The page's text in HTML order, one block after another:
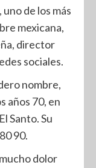
uno de los más
mexicana,
director
sociales.
nombre,
años 70, en
Santo. Su
90.
dolor